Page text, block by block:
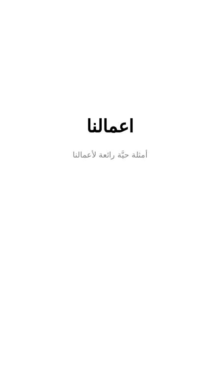
اعمالنا
أمثلة حيَّة رائعة لأعمالنا